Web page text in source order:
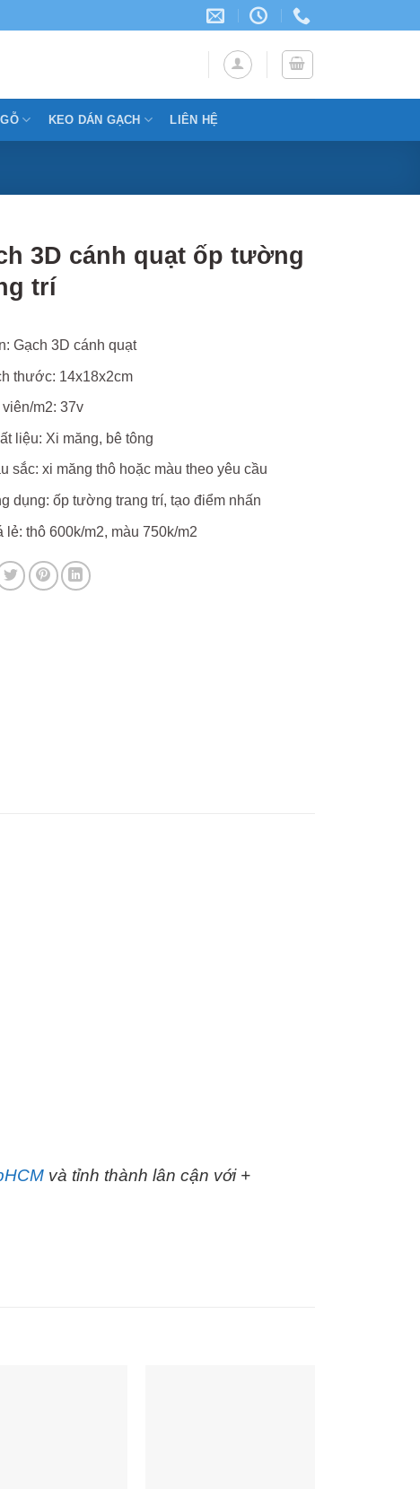
KEO DÁN GẠCH LIÊN HỆ
3D cánh quạt ốp tường
trí
Gạch 3D cánh quạt
thước: 14x18x2cm
viên/m2: 37v
liệu: Xi măng, bê tông
sắc: xi măng thô hoặc màu theo yêu cầu
dụng: ốp tường trang trí, tạo điểm nhấn
lẻ: thô 600k/m2, màu 750k/m2
và tỉnh thành lân cận với +